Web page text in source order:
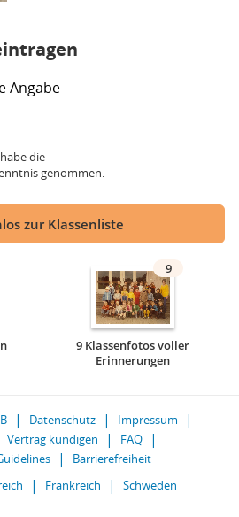
Angabe
die
genommen.
zur Klassenliste
9
9 Klassenfotos voller
Erinnerungen
Datenschutz
Impressum
Vertrag kündigen
FAQ
Barrierefreiheit
Frankreich Schweden